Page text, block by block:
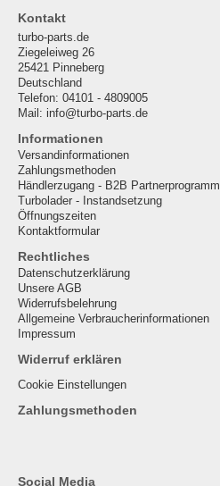
Kontakt
turbo-parts.de
Ziegeleiweg 26
25421 Pinneberg
Deutschland
Telefon: 04101 - 4809005
Mail: info@turbo-parts.de
Informationen
Versandinformationen
Zahlungsmethoden
Händlerzugang - B2B Partnerprogramm
Turbolader - Instandsetzung
Öffnungszeiten
Kontaktformular
Rechtliches
Datenschutzerklärung
Unsere AGB
Widerrufsbelehrung
Allgemeine Verbraucherinformationen
Impressum
Widerruf erklären
Cookie Einstellungen
Zahlungsmethoden
Social Media